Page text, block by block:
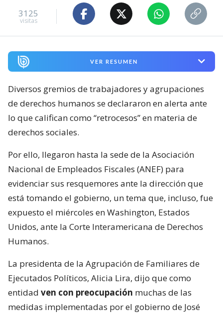
3125
visitas
VER RESUMEN
Diversos gremios de trabajadores y agrupaciones
de derechos humanos se declararon en alerta ante
lo que califican como “retrocesos” en materia de
derechos sociales.
Por ello, llegaron hasta la sede de la Asociación
Nacional de Empleados Fiscales (ANEF) para
evidenciar sus resquemores ante la dirección que
está tomando el gobierno, un tema que, incluso, fue
expuesto el miércoles en Washington, Estados
Unidos, ante la Corte Interamericana de Derechos
Humanos.
La presidenta de la Agrupación de Familiares de
Ejecutados Políticos, Alicia Lira, dijo que como
entidad ven con preocupación muchas de las
medidas implementadas por el gobierno de José